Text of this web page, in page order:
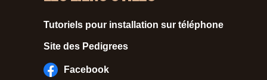
Tutoriels pour installation sur téléphone
Site des Pedigrees
Facebook